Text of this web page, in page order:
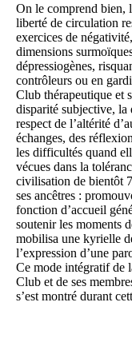
On le comprend bien,
liberté de circulation
exercices de
dimensions
dépressiogènes,
contrôleurs ou en
Club thérapeutique et
disparité subjective,
respect de l’altérité
échanges, des
les difficultés quand
vécues dans la
civilisation de bientôt
ses ancêtres :
fonction d’accueil
soutenir les moments
mobilisa une kyrielle
l’expression d’une
Ce mode intégratif de
Club et de ses
s’est montré durant